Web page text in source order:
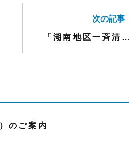
次の記事
「湖南地区一斉清掃」を
のご案内